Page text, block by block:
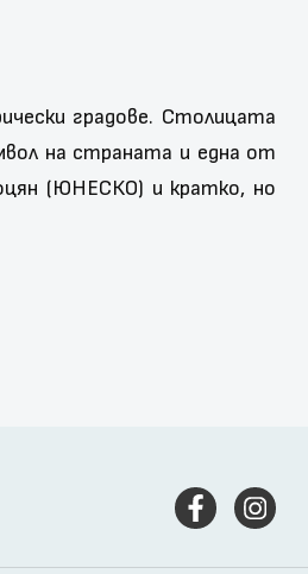
градове. Столицата
на страната и една от
(ЮНЕСКО) и кратко, но